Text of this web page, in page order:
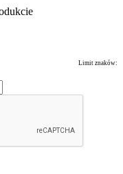
Limit znaków: